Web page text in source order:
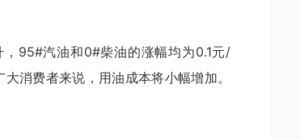
95#汽油和0#柴油的涨幅均为0.1元/
消费者来说，用油成本将小幅增加。